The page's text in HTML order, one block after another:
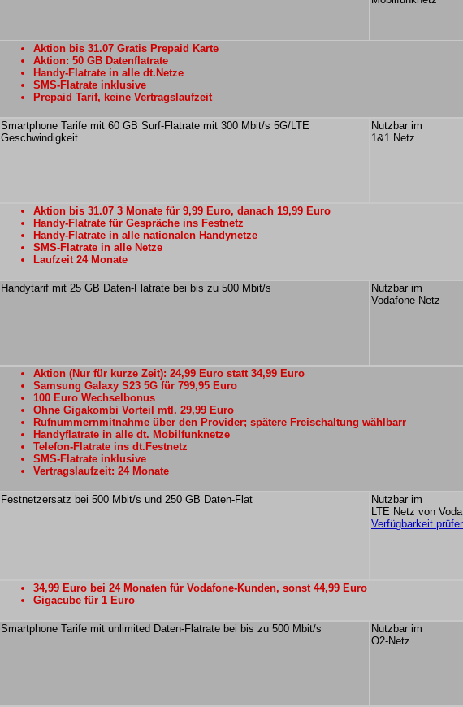
Aktion bis 31.07 Gratis Prepaid Karte
Aktion: 50 GB Datenflatrate
Handy-Flatrate in alle dt.Netze
SMS-Flatrate inklusive
Prepaid Tarif, keine Vertragslaufzeit
Smartphone Tarife mit 60 GB Surf-Flatrate mit 300 Mbit/s 5G/LTE
Geschwindigkeit
Nutzbar im
1&1 Netz
Aktion bis 31.07 3 Monate für 9,99 Euro, danach 19,99 Euro
Handy-Flatrate für Gespräche ins Festnetz
Handy-Flatrate in alle nationalen Handynetze
SMS-Flatrate in alle Netze
Laufzeit 24 Monate
Handytarif mit 25 GB Daten-Flatrate bei bis zu 500 Mbit/s
Nutzbar im
Vodafone-Netz
Aktion (Nur für kurze Zeit): 24,99 Euro statt 34,99 Euro
Samsung Galaxy S23 5G für 799,95 Euro
100 Euro Wechselbonus
Ohne Gigakombi Vorteil mtl. 29,99 Euro
Rufnummernmitnahme über den Provider; spätere Freischaltung wählbarr
Handyflatrate in alle dt. Mobilfunknetze
Telefon-Flatrate ins dt.Festnetz
SMS-Flatrate inklusive
Vertragslaufzeit: 24 Monate
Festnetzersatz bei 500 Mbit/s und 250 GB Daten-Flat
Nutzbar im
LTE Netz von
Verfügbarkeit
34,99 Euro bei 24 Monaten für Vodafone-Kunden, sonst 44,99 Euro
Gigacube für 1 Euro
Smartphone Tarife mit unlimited Daten-Flatrate bei bis zu 500 Mbit/s
Nutzbar im
O2-Netz